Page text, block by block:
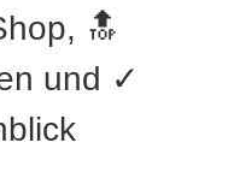
🔝
und ✓